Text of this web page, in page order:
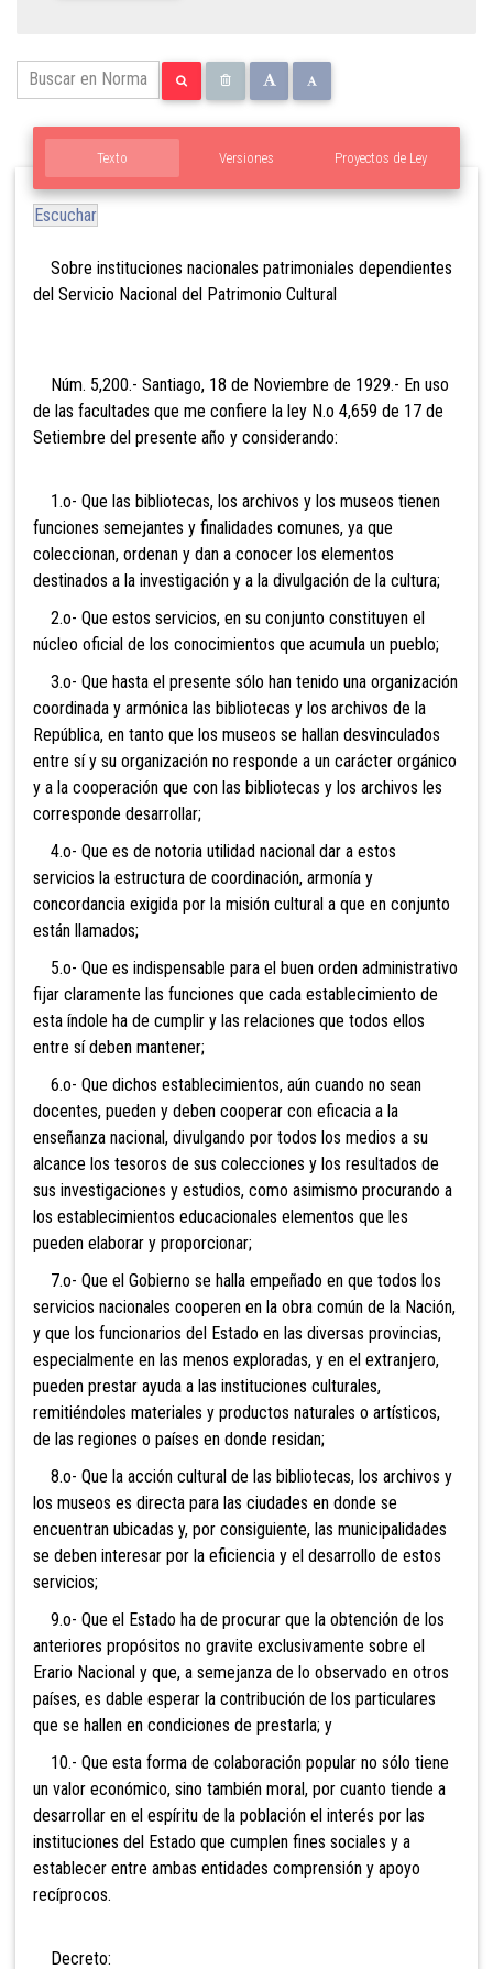
Texto Versiones Proyectos de Ley
Escuchar
Sobre instituciones nacionales patrimoniales dependientes
del Servicio Nacional del Patrimonio Cultural
Núm. 5,200.- Santiago, 18 de Noviembre de 1929.- En uso
de las facultades que me confiere la ley N.o 4,659 de 17 de
Setiembre del presente año y considerando:
1.o- Que las bibliotecas, los archivos y los museos tienen
funciones semejantes y finalidades comunes, ya que
coleccionan, ordenan y dan a conocer los elementos
destinados a la investigación y a la divulgación de la cultura;
2.o- Que estos servicios, en su conjunto constituyen el
núcleo oficial de los conocimientos que acumula un pueblo;
3.o- Que hasta el presente sólo han tenido una organización
coordinada y armónica las bibliotecas y los archivos de la
República, en tanto que los museos se hallan desvinculados
entre sí y su organización no responde a un carácter orgánico
y a la cooperación que con las bibliotecas y los archivos les
corresponde desarrollar;
4.o- Que es de notoria utilidad nacional dar a estos
servicios la estructura de coordinación, armonía y
concordancia exigida por la misión cultural a que en conjunto
están llamados;
5.o- Que es indispensable para el buen orden administrativo
fijar claramente las funciones que cada establecimiento de
esta índole ha de cumplir y las relaciones que todos ellos
entre sí deben mantener;
6.o- Que dichos establecimientos, aún cuando no sean
docentes, pueden y deben cooperar con eficacia a la
enseñanza nacional, divulgando por todos los medios a su
alcance los tesoros de sus colecciones y los resultados de
sus investigaciones y estudios, como asimismo procurando a
los establecimientos educacionales elementos que les
pueden elaborar y proporcionar;
7.o- Que el Gobierno se halla empeñado en que todos los
servicios nacionales cooperen en la obra común de la Nación,
y que los funcionarios del Estado en las diversas provincias,
especialmente en las menos exploradas, y en el extranjero,
pueden prestar ayuda a las instituciones culturales,
remitiéndoles materiales y productos naturales o artísticos,
de las regiones o países en donde residan;
8.o- Que la acción cultural de las bibliotecas, los archivos y
los museos es directa para las ciudades en donde se
encuentran ubicadas y, por consiguiente, las municipalidades
se deben interesar por la eficiencia y el desarrollo de estos
servicios;
9.o- Que el Estado ha de procurar que la obtención de los
anteriores propósitos no gravite exclusivamente sobre el
Erario Nacional y que, a semejanza de lo observado en otros
países, es dable esperar la contribución de los particulares
que se hallen en condiciones de prestarla; y
10.- Que esta forma de colaboración popular no sólo tiene
un valor económico, sino también moral, por cuanto tiende a
desarrollar en el espíritu de la población el interés por las
instituciones del Estado que cumplen fines sociales y a
establecer entre ambas entidades comprensión y apoyo
recíprocos.
Decreto: